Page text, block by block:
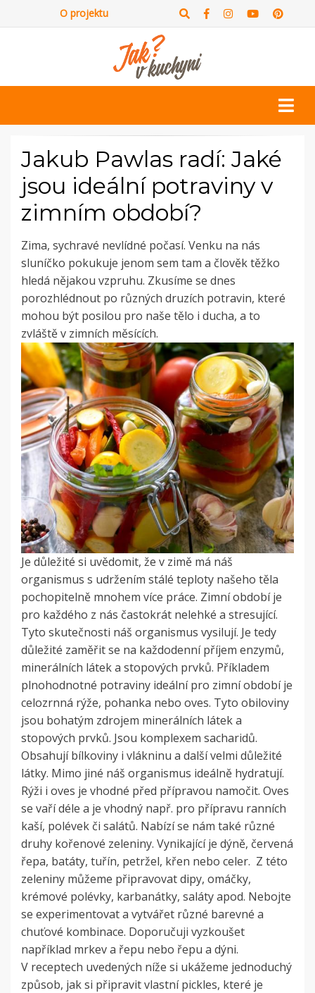
O projektu
Jakub Pawlas radí: Jaké
jsou ideální potraviny v
zimním období?
Zima, sychravé nevlídné počasí. Venku na nás
sluníčko pokukuje jenom sem tam a člověk těžko
hledá nějakou vzpruhu. Zkusíme se dnes
porozhlédnout po různých druzích potravin, které
mohou být posilou pro naše tělo i ducha, a to
zvláště v zimních měsících.
Je důležité si uvědomit, že v zimě má náš
organismus s udržením stálé teploty našeho těla
pochopitelně mnohem více práce. Zimní období je
pro každého z nás častokrát nelehké a stresující.
Tyto skutečnosti náš organismus vysilují. Je tedy
důležité zaměřit se na každodenní příjem enzymů,
minerálních látek a stopových prvků. Příkladem
plnohodnotné potraviny ideální pro zimní období je
celozrnná rýže, pohanka nebo oves. Tyto obiloviny
jsou bohatým zdrojem minerálních látek a
stopových prvků. Jsou komplexem sacharidů.
Obsahují bílkoviny i vlákninu a další velmi důležité
látky. Mimo jiné náš organismus ideálně hydratují.
Rýži i oves je vhodné před přípravou namočit. Oves
se vaří déle a je vhodný např. pro přípravu ranních
kaší, polévek či salátů. Nabízí se nám také různé
druhy kořenové zeleniny. Vynikající je dýně, červená
řepa, batáty, tuřín, petržel, křen nebo celer. Z této
zeleniny můžeme připravovat dipy, omáčky,
krémové polévky, karbanátky, saláty apod. Nebojte
se experimentovat a vytvářet různé barevné a
chuťové kombinace. Doporučuji vyzkoušet
například mrkev a řepu nebo řepu a dýni.
V receptech uvedených níže si ukážeme jednoduchý
způsob, jak si připravit vlastní pickles, které je